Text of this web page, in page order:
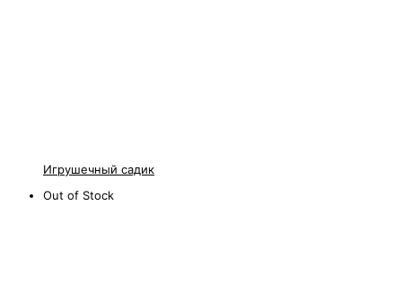
Игрушечный садик
Out of Stock